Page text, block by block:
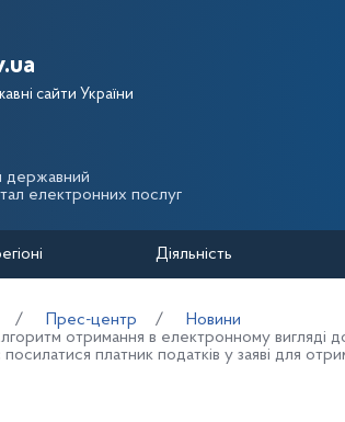
сторінка
сайти України
державний
електронних послуг
Діяльність
Прес-центр
Новини
отримання в електронному вигляді
посилатися платник податків у заяві для